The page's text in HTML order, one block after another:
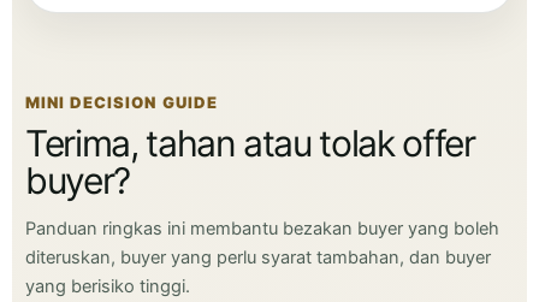
MINI DECISION GUIDE
Terima, tahan atau tolak offer
buyer?
Panduan ringkas ini membantu bezakan buyer yang boleh
diteruskan, buyer yang perlu syarat tambahan, dan buyer
yang berisiko tinggi.